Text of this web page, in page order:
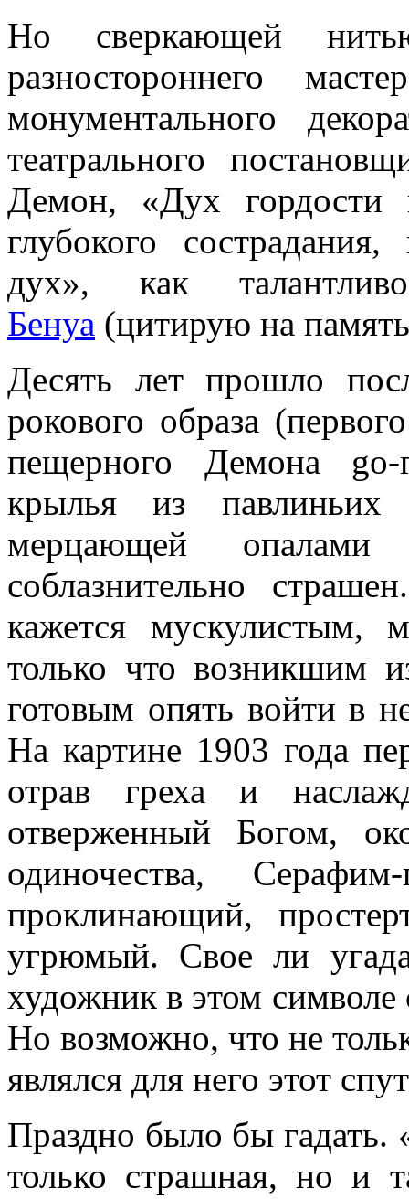
Но сверкающей
разностороннего
монументального
театрального
Демон, «Дух гордости
глубокого
дух», как
Бенуа (цитирую на
Десять лет прошло
рокового образа
пещерного Демона go-
крылья из
мерцающей
соблазнительно
кажется мускулистым,
только что возникшим
готовым опять войти в
На картине 1903 года
отрав греха и
отверженный Богом,
одиночества,
проклинающий,
угрюмый. Свое ли
художник в этом
Но возможно, что не
являлся для него этот
Праздно было бы гадать.
только страшная, но и